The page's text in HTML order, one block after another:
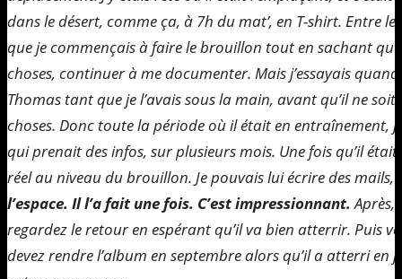
dans le désert, comme ça, à 7h du mat’, en T-shirt. Entre
que je commençais à faire le brouillon tout en sachant
choses, continuer à me documenter. Mais j’essayais
Thomas tant que je l’avais sous la main, avant qu’il ne
choses. Donc toute la période où il était en entraînement,
qui prenait des infos, sur plusieurs mois. Une fois qu’il
réel au niveau du brouillon. Je pouvais lui écrire des mails,
l’espace. Il l’a fait une fois. C’est impressionnant. Après,
regardez le retour en espérant qu’il va bien atterrir. Puis
devez rendre l’album en septembre alors qu’il a atterri en